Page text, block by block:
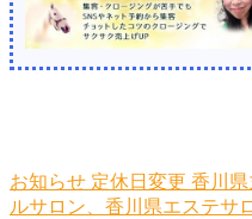
お知らせ 定休日変更 香川
ルサロン、香川県エステサ